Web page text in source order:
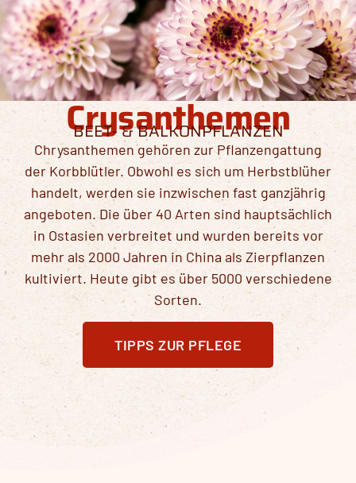
Crysanthemen
BEET- & BALKONPFLANZEN
Chrysanthemen gehören zur Pflanzengattung
der Korbblütler. Obwohl es sich um Herbstblüher
handelt, werden sie inzwischen fast ganzjährig
angeboten. Die über 40 Arten sind hauptsächlich
in Ostasien verbreitet und wurden bereits vor
mehr als 2000 Jahren in China als Zierpflanzen
kultiviert. Heute gibt es über 5000 verschiedene
Sorten.
TIPPS ZUR PFLEGE